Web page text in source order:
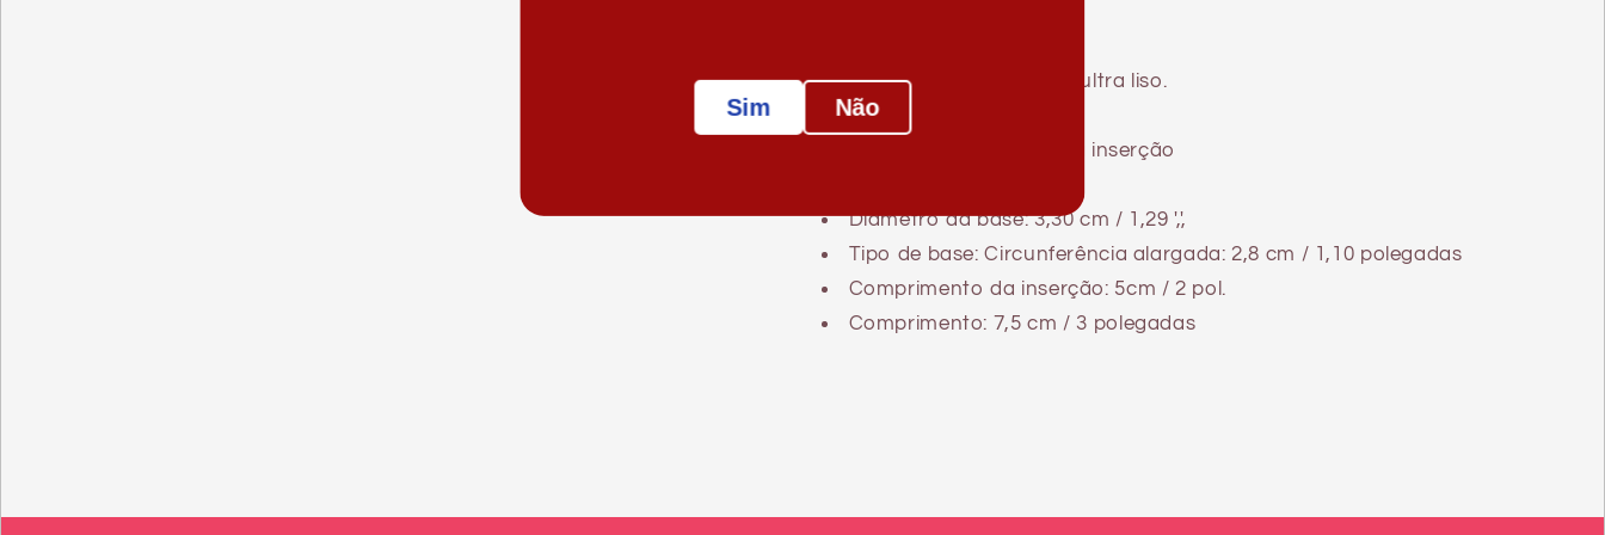
Fabricado em alumínio ultra liso.
NÃO contém níquel.
A ponta cônica facilita a inserção
Diâmetro da base: 3,30 cm / 1,29 ',',
Tipo de base: Circunferência alargada: 2,8 cm / 1,10 polegadas
Comprimento da inserção: 5cm / 2 pol.
Comprimento: 7,5 cm / 3 polegadas
Sim Não